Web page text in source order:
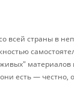
всей страны в
материалов
есть — честно,